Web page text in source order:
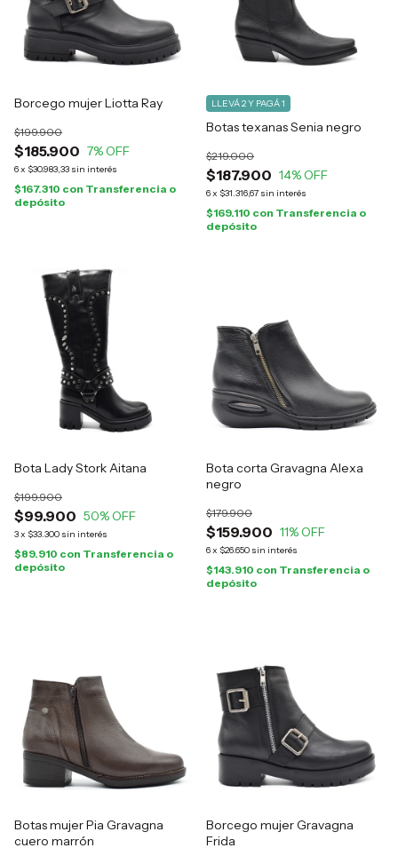
Borcego mujer Liotta Ray
$185.900
$199.900
7% OFF
6x $30.983,33 sin interés
$167.310 con Transferencia o
depósito
Botas texanas Senia negro
$187.900
$219.000
14% OFF
6x $31.316,67 sin interés
LLEVÁ 2 Y PAGÁ 1
$169.110 con Transferencia o
depósito
Bota Lady Stork Aitana
$99.900
$199.900
50% OFF
3x $33.300 sin interés
$89.910 con Transferencia o
depósito
Bota corta Gravagna Alexa
negro
$159.900
$179.900
11% OFF
6x $26.650 sin interés
$143.910 con Transferencia o
depósito
Botas mujer Pia Gravagna
cuero marrón
Borcego mujer Gravagna
Frida